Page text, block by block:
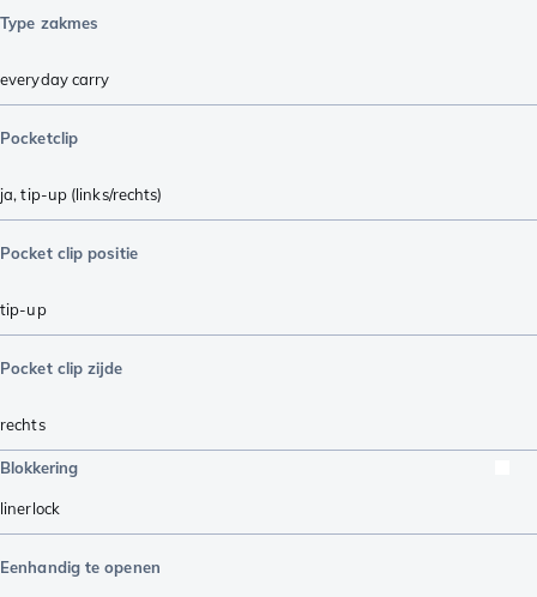
Type zakmes
everyday carry
Pocketclip
ja, tip-up (links/rechts)
Pocket clip positie
tip-up
Pocket clip zijde
rechts
Blokkering
linerlock
Eenhandig te openen